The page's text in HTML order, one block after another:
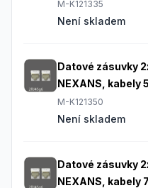
M-K121335
Není skladem
Datové zásuvky
NEXANS, kabely
M-K121350
Není skladem
Datové zásuvky
NEXANS, kabely